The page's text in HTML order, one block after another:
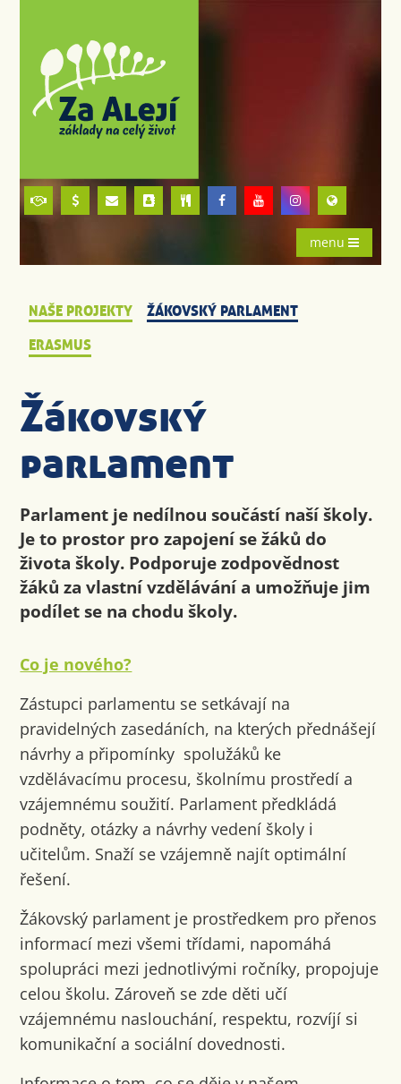
menu
Žákovský
parlament
Parlament je nedílnou součástí naší školy.
Je to prostor pro zapojení se žáků do
života školy. Podporuje zodpovědnost
žáků za vlastní vzdělávání a umožňuje jim
podílet se na chodu školy.
Co je nového?
Zástupci parlamentu se setkávají na
pravidelných zasedáních, na kterých přednášejí
návrhy a připomínky spolužáků ke
vzdělávacímu procesu, školnímu prostředí a
vzájemnému soužití. Parlament předkládá
podněty, otázky a návrhy vedení školy i
učitelům. Snaží se vzájemně najít optimální
řešení.
Žákovský parlament je prostředkem pro přenos
informací mezi všemi třídami, napomáhá
spolupráci mezi jednotlivými ročníky, propojuje
celou školu. Zároveň se zde děti učí
vzájemnému naslouchání, respektu, rozvíjí si
komunikační a sociální dovednosti.
NAŠE PROJEKTY
ŽÁKOVSKÝ PARLAMENT
ERASMUS